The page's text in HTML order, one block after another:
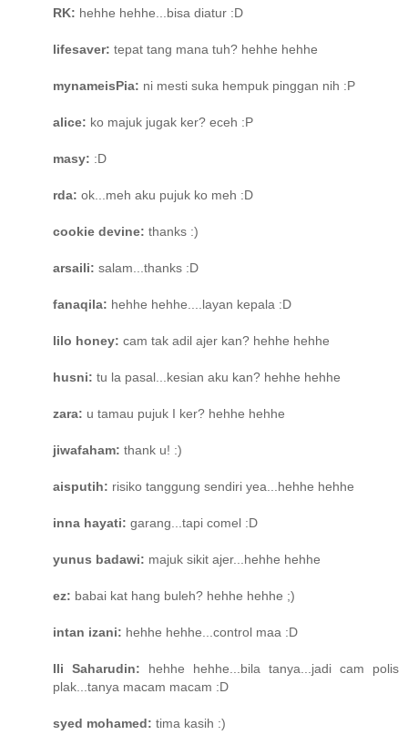
RK: hehhe hehhe...bisa diatur :D
lifesaver: tepat tang mana tuh? hehhe hehhe
mynameisPia: ni mesti suka hempuk pinggan nih :P
alice: ko majuk jugak ker? eceh :P
masy: :D
rda: ok...meh aku pujuk ko meh :D
cookie devine: thanks :)
arsaili: salam...thanks :D
fanaqila: hehhe hehhe....layan kepala :D
lilo honey: cam tak adil ajer kan? hehhe hehhe
husni: tu la pasal...kesian aku kan? hehhe hehhe
zara: u tamau pujuk I ker? hehhe hehhe
jiwafaham: thank u! :)
aisputih: risiko tanggung sendiri yea...hehhe hehhe
inna hayati: garang...tapi comel :D
yunus badawi: majuk sikit ajer...hehhe hehhe
ez: babai kat hang buleh? hehhe hehhe ;)
intan izani: hehhe hehhe...control maa :D
Ili Saharudin: hehhe hehhe...bila tanya...jadi cam polis
plak...tanya macam macam :D
syed mohamed: tima kasih :)